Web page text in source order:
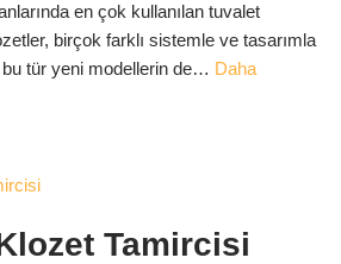
en çok kullanılan tuvalet
birçok farklı sistemle ve tasarımla
tür yeni modellerin de… Daha
Tamircisi